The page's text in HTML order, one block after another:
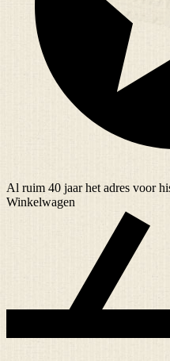
Al ruim 40 jaarhet adres voor
Winkelwagen